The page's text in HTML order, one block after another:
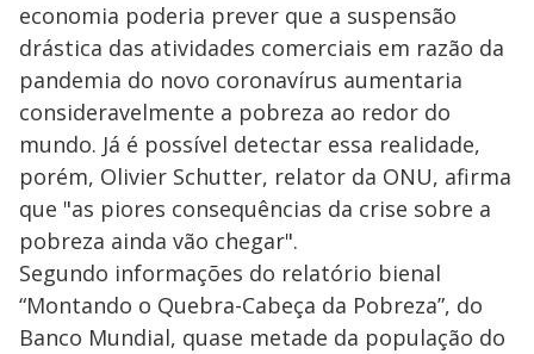
economia poderia prever que a suspensão
drástica das atividades comerciais em razão da
pandemia do novo coronavírus aumentaria
consideravelmente a pobreza ao redor do
mundo. Já é possível detectar essa realidade,
porém, Olivier Schutter, relator da ONU, afirma
que "as piores consequências da crise sobre a
pobreza ainda vão chegar".
Segundo informações do relatório bienal
“Montando o Quebra-Cabeça da Pobreza”, do
Banco Mundial, quase metade da população do